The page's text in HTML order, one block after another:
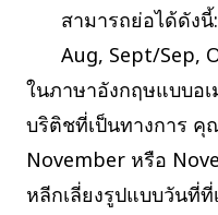
สามารถย่อได้ดังนี้
Aug, Sept/Sep,
ในภาษาอังกฤษแบบอ
บริติชที่เป็นทางการ คุ
November หรือ
หลีกเลี่ยงรูปแบบวันที่ที่